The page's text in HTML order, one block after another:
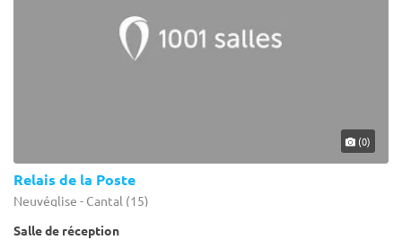
(0)
Relais de la Poste
Neuvéglise - Cantal (15)
Salle de réception